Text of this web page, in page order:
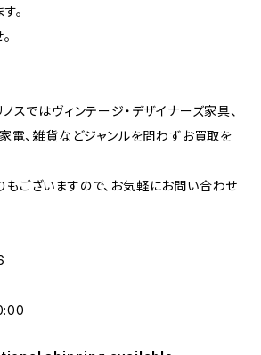
。
ノスではヴィンテージ・デザイナーズ家具、
家電、雑貨などジャンルを問わずお買取を
ございますので、お気軽にお問い合わせ